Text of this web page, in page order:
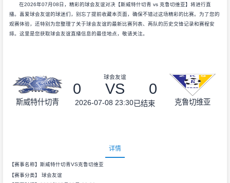
在2026年07月08日，精彩的球会友谊对决【斯威特什切青 vs 克鲁切维亚】将进行直
播。喜爱球会友谊的球迷们，别忘了提前收藏本页面，确保不错过这场精彩的比赛。为了您的
观赛体验，还特别为您整理了关于球会友谊的最新比赛列表、两队的历史交锋记录和赛程安
排。这里是您获取球会友谊直播信息的最佳地点，敬请关注。
斯威特什切青
球会友谊
0 VS 0
2026-07-08 23:30已结束 克鲁切维亚
详情
【赛事名称】斯威特什切青VS克鲁切维亚
【赛事分类】 球会友谊